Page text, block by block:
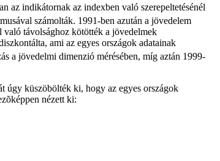
az indikátornak az indexben való szerepeltetésénél
számolták. 1991-ben azután a jövedelem
való távolsághoz kötötték a jövedelmek
ami az egyes országok adatainak
a jövedelmi dimenzió mérésében, míg aztán 1999-
úgy küszöbölték ki, hogy az egyes országok
nézett ki: